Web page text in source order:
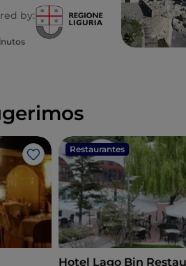
de um mito
by:
Gosto
Restaurantes
Hotel Lago Bin